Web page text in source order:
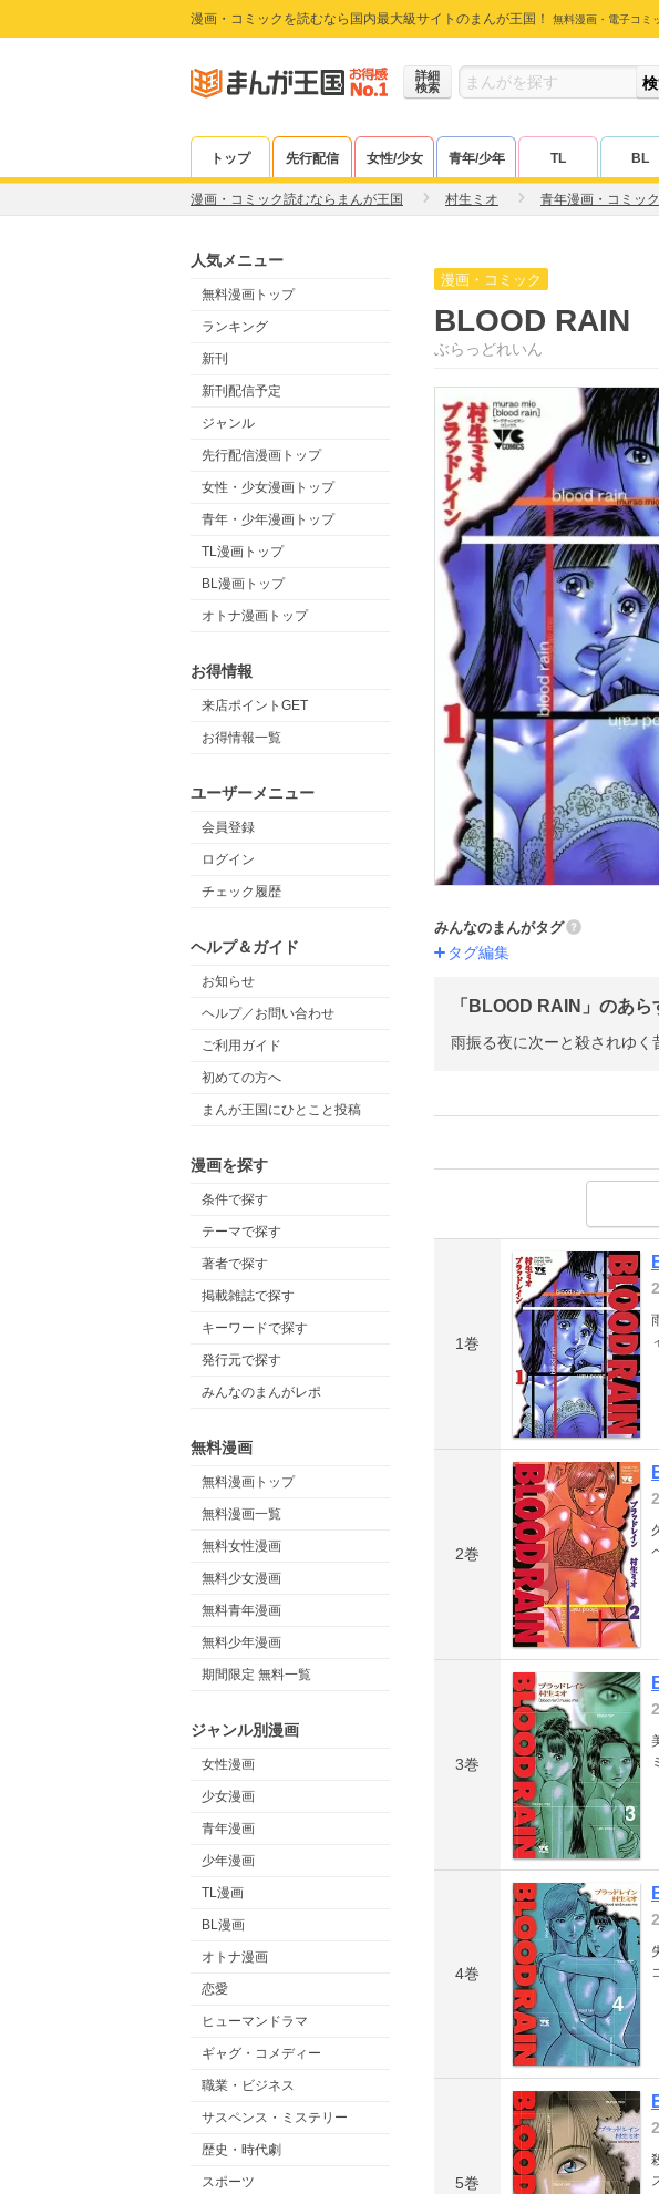
漫画・コミックを読むなら国内最大級サイトのまんが王国！ 無料漫画・電子コミ
詳細
検索
トップ 先行配信 女性/少女 青年/少年 TL BL
漫画・コミック読むならまんが王国 村生ミオ 青年漫画・コミック
人気メニュー
無料漫画トップ
ランキング
新刊
新刊配信予定
ジャンル
先行配信漫画トップ
女性・少女漫画トップ
青年・少年漫画トップ
TL漫画トップ
BL漫画トップ
オトナ漫画トップ
お得情報
来店ポイントGET
お得情報一覧
ユーザーメニュー
会員登録
ログイン
チェック履歴
ヘルプ＆ガイド
お知らせ
ヘルプ／お問い合わせ
ご利用ガイド
初めての方へ
まんが王国にひとこと投稿
漫画を探す
条件で探す
テーマで探す
著者で探す
掲載雑誌で探す
キーワードで探す
発行元で探す
みんなのまんがレポ
無料漫画
無料漫画トップ
無料漫画一覧
無料女性漫画
無料少女漫画
無料青年漫画
無料少年漫画
期間限定 無料一覧
ジャンル別漫画
女性漫画
少女漫画
青年漫画
少年漫画
TL漫画
BL漫画
オトナ漫画
恋愛
ヒューマンドラマ
ギャグ・コメディー
職業・ビジネス
サスペンス・ミステリー
歴史・時代劇
スポーツ
漫画・コミック
BLOOD RAIN
ぶらっどれいん
みんなのまんがタグ
タグ編集
「BLOOD RAIN」のあ
雨振る夜に次ーと殺されゆ
1巻
2巻
3巻
4巻
5巻